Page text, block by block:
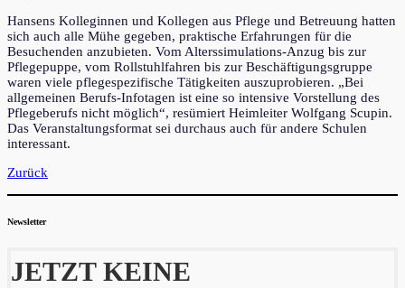
Hansens Kolleginnen und Kollegen aus Pflege und Betreuung hatten
sich auch alle Mühe gegeben, praktische Erfahrungen für die
Besuchenden anzubieten. Vom Alterssimulations-Anzug bis zur
Pflegepuppe, vom Rollstuhlfahren bis zur Beschäftigungsgruppe
waren viele pflegespezifische Tätigkeiten auszuprobieren. „Bei
allgemeinen Berufs-Infotagen ist eine so intensive Vorstellung des
Pflegeberufs nicht möglich“, resümiert Heimleiter Wolfgang Scupin.
Das Veranstaltungsformat sei durchaus auch für andere Schulen
interessant.
Zurück
Newsletter
JETZT KEINE